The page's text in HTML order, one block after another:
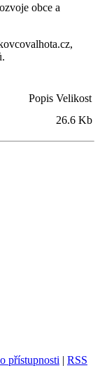
obce a
Popis Velikost
26.6 Kb
přístupnosti | RSS